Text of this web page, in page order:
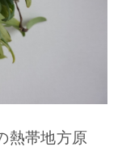
熱帯地方原